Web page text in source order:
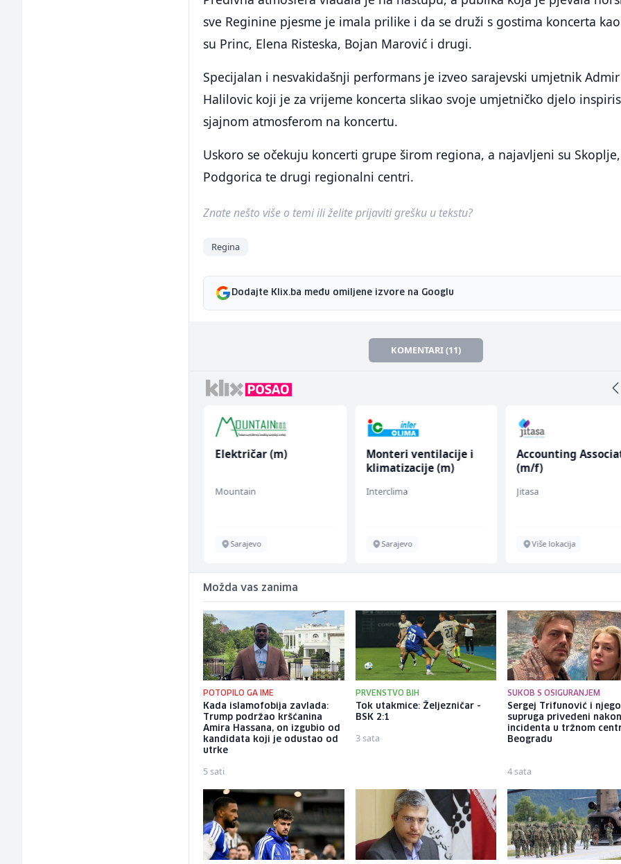
sve Reginine pjesme je imala prilike i da se druži s gostima koncerta
su Princ, Elena Risteska, Bojan Marović i drugi.
Specijalan i nesvakidašnji performans je izveo sarajevski umjetnik Admir
Halilovic koji je za vrijeme koncerta slikao svoje umjetničko djelo
sjajnom atmosferom na koncertu.
Uskoro se očekuju koncerti grupe širom regiona, a najavljeni su Skoplje,
Podgorica te drugi regionalni centri.
Znate nešto više o temi ili želite prijaviti grešku u tekstu?
Regina
Dodajte Klix.ba među omiljene izvore na Googlu
KOMENTARI (11)
Električar (m)
Mountain
Sarajevo
Monteri ventilacije i
klimatizacije (m)
Interclima
Sarajevo
Accounting
(m/f)
Jitasa
Više lokacija
Možda vas zanima
POTOPILO GA IME
Kada islamofobija zavlada:
Trump podržao kršćanina
Amira Hassana, on izgubio od
kandidata koji je odustao od
utrke
5 sati
PRVENSTVO BIH
Tok utakmice: Željezničar -
BSK 2:1
3 sata
SUKOB S OSIGURANJEM
Sergej Trifunović i
supruga privedeni nakon
incidenta u tržnom
Beogradu
4 sata